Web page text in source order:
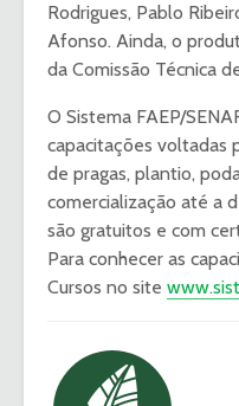
Rodrigues, Pablo
Afonso. Ainda, o
da Comissão Técnica
O Sistema FAEP/
capacitações voltadas
de pragas, plantio,
comercialização até a
são gratuitos e com
Para conhecer as
Cursos no site